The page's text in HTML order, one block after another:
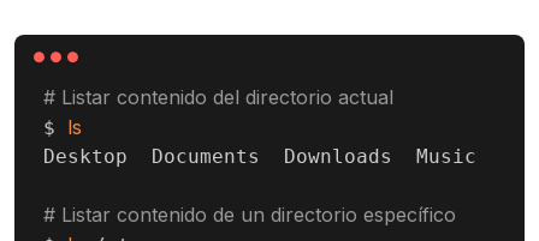
# Listar contenido del directorio actual
$ ls
Desktop  Documents  Downloads  Music
# Listar contenido de un directorio específico